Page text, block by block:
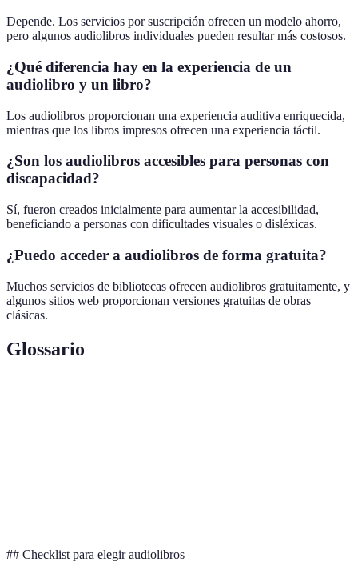
Depende. Los servicios por suscripción ofrecen un modelo ahorro,
pero algunos audiolibros individuales pueden resultar más costosos.
¿Qué diferencia hay en la experiencia de un
audiolibro y un libro?
Los audiolibros proporcionan una experiencia auditiva enriquecida,
mientras que los libros impresos ofrecen una experiencia táctil.
¿Son los audiolibros accesibles para personas con
discapacidad?
Sí, fueron creados inicialmente para aumentar la accesibilidad,
beneficiando a personas con dificultades visuales o disléxicas.
¿Puedo acceder a audiolibros de forma gratuita?
Muchos servicios de bibliotecas ofrecen audiolibros gratuitamente, y
algunos sitios web proporcionan versiones gratuitas de obras
clásicas.
Glossario
## Checklist para elegir audiolibros